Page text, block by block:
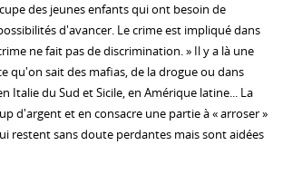
des jeunes enfants qui ont besoin de
d'avancer. Le crime est impliqué dans
ne fait pas de discrimination. » Il y a là une
qu'on sait des mafias, de la drogue ou dans
Italie du Sud et Sicile, en Amérique latine... La
d'argent et en consacre une partie à « arroser »
restent sans doute perdantes mais sont aidées